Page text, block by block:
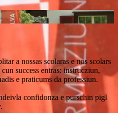
a nossas scolaras e nos scolars
success entras: instrucziun,
e praticums da professiun.
confidonza e purschin pigl